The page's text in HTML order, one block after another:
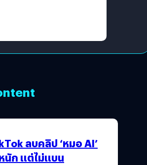
ลบคลิป ‘หมอ AI’
นัก แต่ไม่แบน